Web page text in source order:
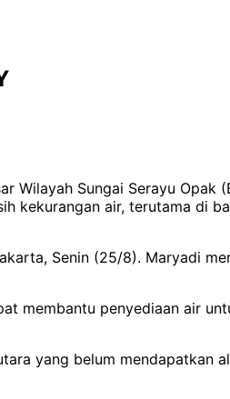
Wilayah Sungai Serayu Opak
kekurangan air, terutama di
Senin (25/8). Maryadi
membantu penyediaan air
yang belum mendapatkan